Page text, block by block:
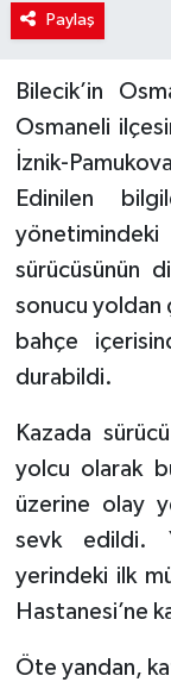
Paylaş
Bilecik’in
Osmaneli
İznik-
Edinilen
sürücüsünün
sonucu yoldan
bahçe
durabildi.
Kazada
yolcu olarak
üzerine olay
sevk edildi.
yerindeki ilk
Hastanesi’ne
Öte yandan,